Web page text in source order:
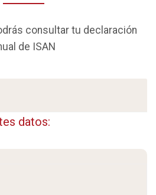
consultar tu declaración
de ISAN
datos: